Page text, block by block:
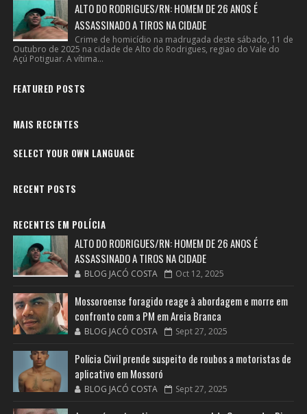
ALTO DO RODRIGUES/RN: HOMEM DE 26 ANOS É
ASSASSINADO A TIROS NA CIDADE
Crime de homicídio na madrugada deste sábado, 11 de
Outubro de 2025 na cidade de Alto do Rodrigues, regiao do Vale do
Açú Potiguar. A vítima...
FEATURED POSTS
MAIS RECENTES
SELECT YOUR OWN LANGUAGE
RECENT POSTS
RECENTES EM POLÍCIA
ALTO DO RODRIGUES/RN: HOMEM DE 26 ANOS É
ASSASSINADO A TIROS NA CIDADE
BLOG JACÓ COSTA Oct 12, 2025
Mossoroense foragido reage à abordagem e morre em
confronto com a PM em Areia Branca
BLOG JACÓ COSTA Sept 27, 2025
Polícia Civil prende suspeito de roubos a motoristas de
aplicativo em Mossoró
BLOG JACÓ COSTA Sept 27, 2025